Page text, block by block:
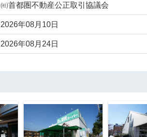
㈳首都圏不動産公正取引協議会
2026年08月10日
2026年08月24日